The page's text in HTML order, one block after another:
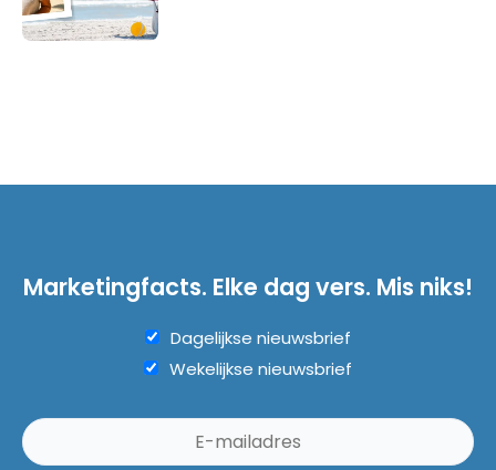
Marketingfacts. Elke dag vers. Mis niks!
Dagelijkse nieuwsbrief
Wekelijkse nieuwsbrief